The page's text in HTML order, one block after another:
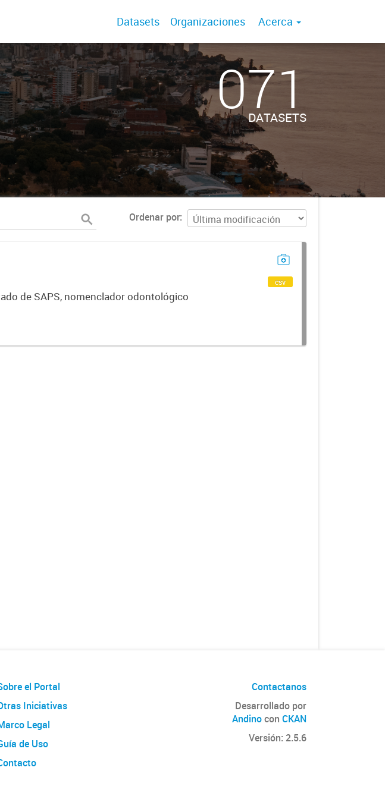
Datasets Organizaciones Acerca
071
DATASETS
Ordenar por
de SAPS, nomenclador odontológico
csv
el Portal
Iniciativas
Legal
de Uso
Contactanos
Desarrollado por
Andinocon CKAN
Versión: 2.5.6